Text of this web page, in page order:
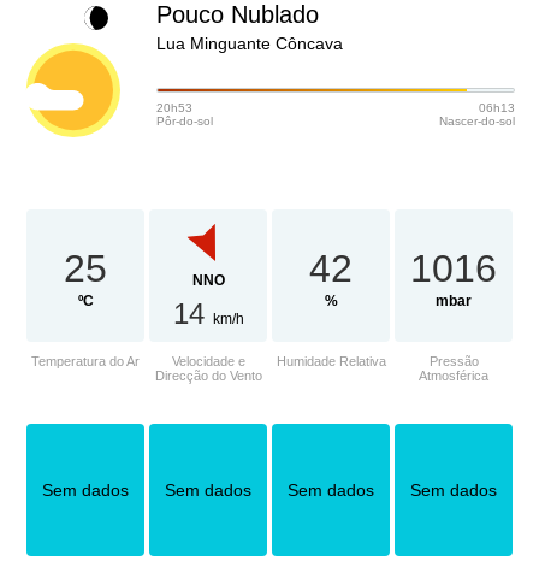
Lua Minguante Côncava
Pouco Nublado
20h53
Pôr-do-sol
06h13
Nascer-do-sol
25
ºC
Temperatura do Ar
NNO
14 km/h
Velocidade e
Direcção do Vento
42
%
Humidade Relativa
1016
mbar
Pressão
Atmosférica
Sem dados Sem dados Sem dados Sem dados